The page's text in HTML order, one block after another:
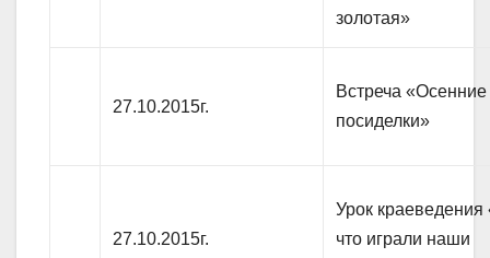
золотая»
27.10.2015г.
Встреча «Осенние
посиделки»
27.10.2015г.
Урок краеведения
что играли наши